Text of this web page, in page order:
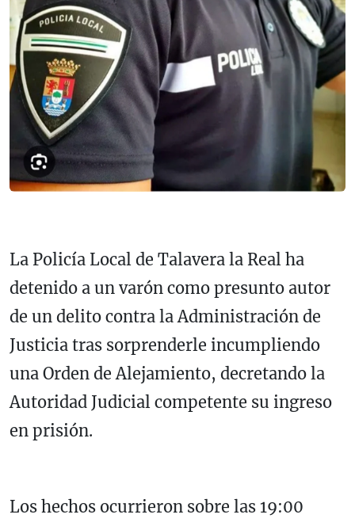
La Policía Local de Talavera la Real ha
detenido a un varón como presunto autor
de un delito contra la Administración de
Justicia tras sorprenderle incumpliendo
una Orden de Alejamiento, decretando la
Autoridad Judicial competente su ingreso
en prisión.
Los hechos ocurrieron sobre las 19:00